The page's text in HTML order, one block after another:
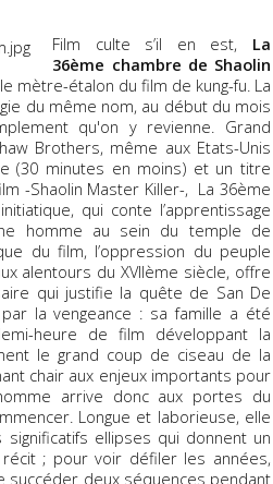
Film culte s’il en est, La
36ème chambre de Shaolin
mètre-étalon du film de kung-fu. La
du même nom, au début du mois
qu'on y revienne. Grand
Brothers, même aux Etats-Unis
(30 minutes en moins) et un titre
-Shaolin Master Killer-, La 36ème
qui conte l’apprentissage
homme au sein du temple de
du film, l’oppression du peuple
alentours du XVIIème siècle, offre
qui justifie la quête de San De
la vengeance : sa famille a été
heure de film développant la
le grand coup de ciseau de la
chair aux enjeux importants pour
arrive donc aux portes du
Longue et laborieuse, elle
ellipses qui donnent un
; pour voir défiler les années,
succéder deux séquences pendant